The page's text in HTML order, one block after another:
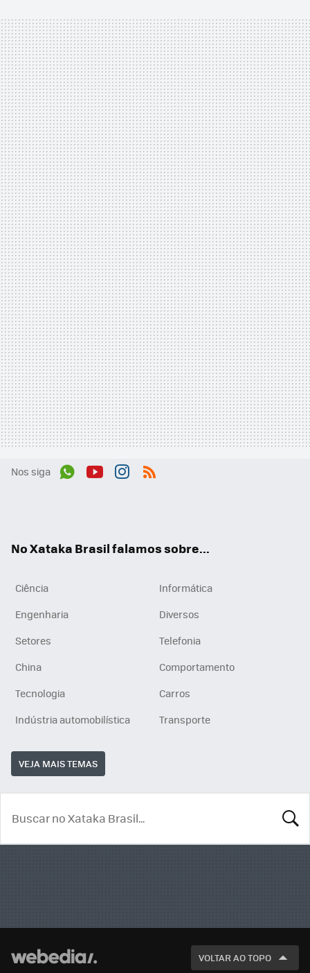
Nos siga
No Xataka Brasil falamos sobre...
Ciência
Informática
Engenharia
Diversos
Setores
Telefonia
China
Comportamento
Tecnologia
Carros
Indústria automobilística
Transporte
VEJA MAIS TEMAS
VOLTAR AO TOPO